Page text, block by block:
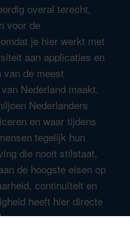
overal terecht,
voor de
je hier werkt met
aan applicaties en
de meest
Nederland maakt.
Nederlanders
en waar tijdens
tegelijk hun
die nooit stilstaat,
de hoogste eisen op
continuïteit en
heeft hier directe